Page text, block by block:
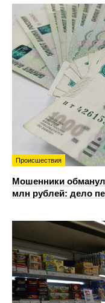
Происшествия
Мошенники
млн рублей: дело